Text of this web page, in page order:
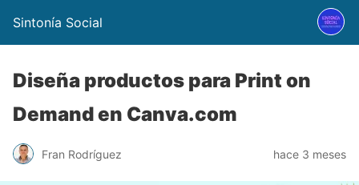
Sintonía Social
Diseña productos para Print on
Demand en Canva.com
Fran Rodríguez hace 3 meses